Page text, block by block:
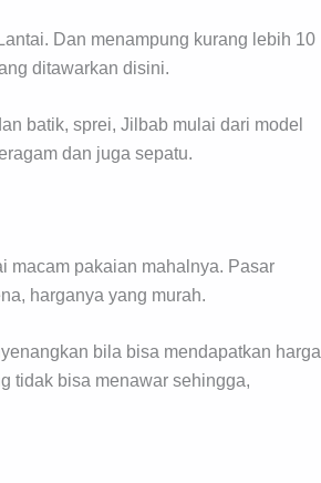
Dan menampung kurang lebih 10
ditawarkan disini.
batik, sprei, Jilbab mulai dari model
dan juga sepatu.
macam pakaian mahalnya. Pasar
harganya yang murah.
bila bisa mendapatkan harga
tidak bisa menawar sehingga,